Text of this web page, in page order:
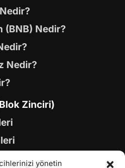
yönetin
(BNB) Nedir?
Nedir?
Zinciri)
Coinleri